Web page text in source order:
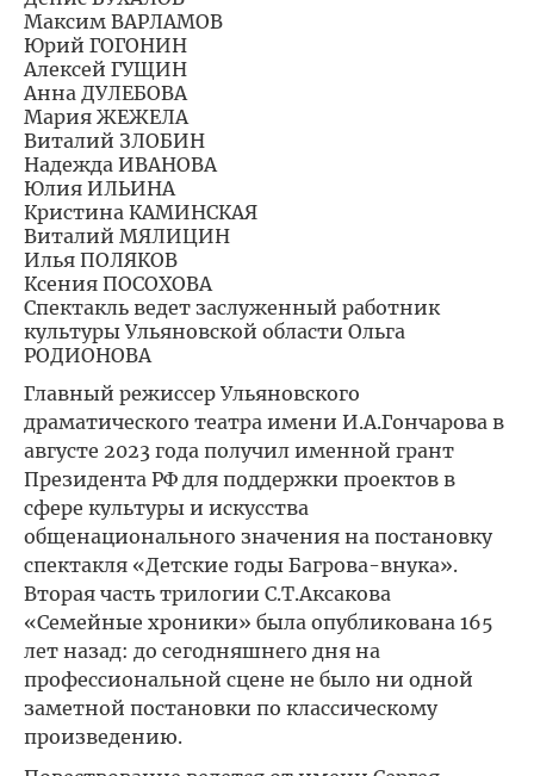
Максим ВАРЛАМОВ
Юрий ГОГОНИН
Алексей ГУЩИН
Анна ДУЛЕБОВА
Мария ЖЕЖЕЛА
Виталий ЗЛОБИН
Надежда ИВАНОВА
Юлия ИЛЬИНА
Кристина КАМИНСКАЯ
Виталий МЯЛИЦИН
Илья ПОЛЯКОВ
Ксения ПОСОХОВА
Спектакль ведет заслуженный работник
культуры Ульяновской области Ольга
РОДИОНОВА
Главный режиссер Ульяновского
драматического театра имени И.А.Гончарова в
августе 2023 года получил именной грант
Президента РФ для поддержки проектов в
сфере культуры и искусства
общенационального значения на постановку
спектакля «Детские годы Багрова-внука».
Вторая часть трилогии С.Т.Аксакова
«Семейные хроники» была опубликована 165
лет назад: до сегодняшнего дня на
профессиональной сцене не было ни одной
заметной постановки по классическому
произведению.